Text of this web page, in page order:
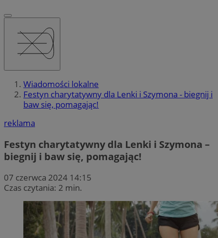
Wiadomości lokalne
Festyn charytatywny dla Lenki i Szymona - biegnij i
baw się, pomagając!
reklama
Festyn charytatywny dla Lenki i Szymona –
biegnij i baw się, pomagając!
07 czerwca 2024 14:15
Czas czytania: 2 min.